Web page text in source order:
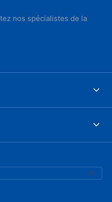
nos spécialistes de la